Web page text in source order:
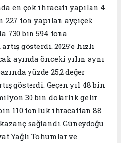
en çok ihracatı yapılan 4.
227 ton yapılan ayçiçek
730 bin 594 tona
gösterdi. 2025’e hızlı
ayında önceki yılın aynı
yüzde 25,2 değer
gösterdi. Geçen yıl 48 bin
30 bin dolarlık gelir
110 tonluk ihracattan 88
sağlandı. Güneydoğu
Yağlı Tohumlar ve